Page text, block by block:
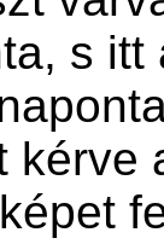
s
kérve